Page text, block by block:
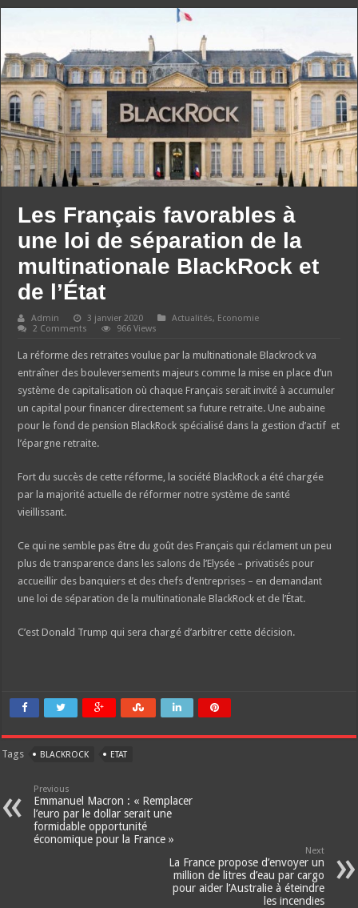
Les Français favorables à
une loi de séparation de la
multinationale BlackRock et
de l’État
Admin 3 janvier 2020 Actualités, Economie
2 Comments
966 Views
La réforme des retraites voulue par la multinationale Blackrock va
entraîner des bouleversements majeurs comme la mise en place d’un
système de capitalisation où chaque Français serait invité à accumuler
un capital pour financer directement sa future retraite. Une aubaine
pour le fond de pension BlackRock spécialisé dans la gestion d’actif et
l’épargne retraite.
Fort du succès de cette réforme, la société BlackRock a été chargée
par la majorité actuelle de réformer notre système de santé
vieillissant.
Ce qui ne semble pas être du goût des Français qui réclament un peu
plus de transparence dans les salons de l’Elysée – privatisés pour
accueillir des banquiers et des chefs d’entreprises – en demandant
une loi de séparation de la multinationale BlackRock et de l’État.
C’est Donald Trump qui sera chargé d’arbitrer cette décision.
Tags BLACKROCK ETAT
Previous
Emmanuel Macron : « Remplacer
l’euro par le dollar serait une
formidable opportunité
économique pour la France »
Next
La France propose d’envoyer un
million de litres d’eau par cargo
pour aider l’Australie à éteindre
les incendies